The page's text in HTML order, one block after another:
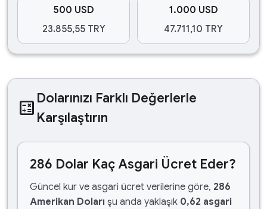
500 USD
23.855,55 TRY
1.000 USD
47.711,10 TRY
calculate Dolarınızı Farklı Değerlerle
Karşılaştırın
286 Dolar Kaç Asgari Ücret Eder?
Güncel kur ve asgari ücret verilerine göre, 286
Amerikan Doları şu anda yaklaşık 0,62 asgari